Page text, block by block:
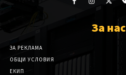
За нас
ЗА РЕКЛАМА
ОБЩИ УСЛОВИЯ
ЕКИП